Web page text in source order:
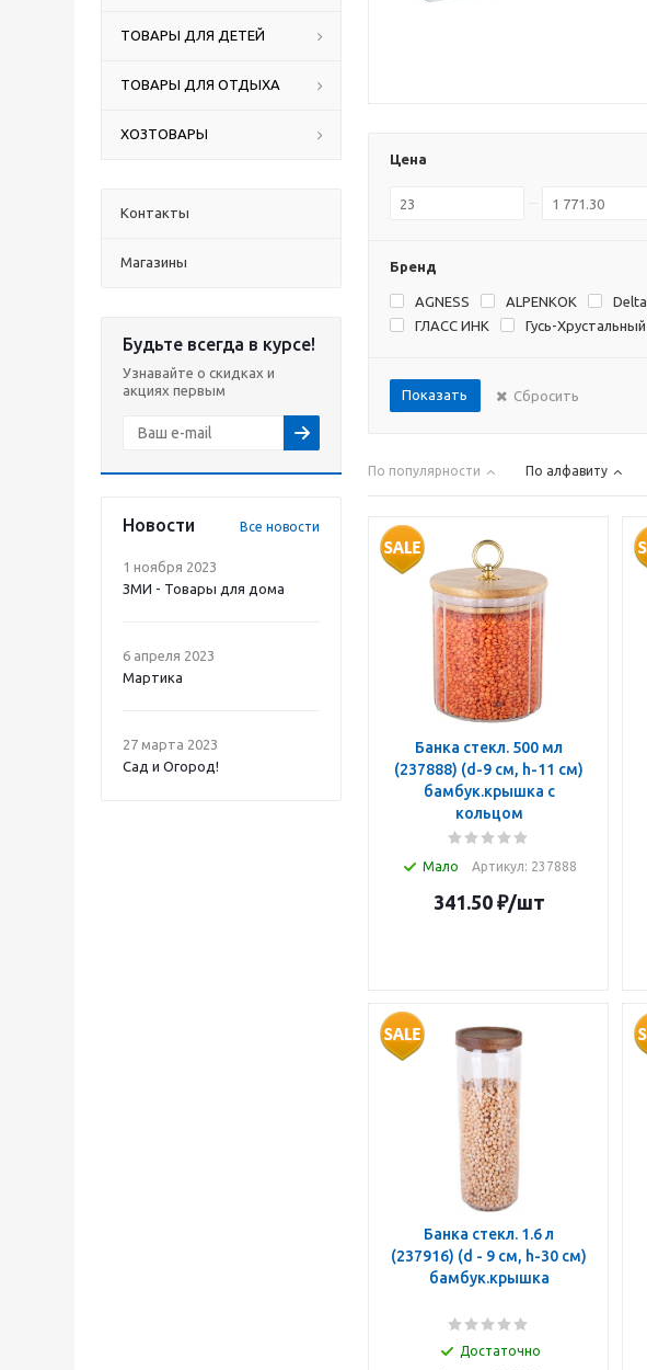
ТОВАРЫ ДЛЯ ДЕТЕЙ
ТОВАРЫ ДЛЯ ОТДЫХА
ХОЗТОВАРЫ
Контакты
Магазины
Будьте всегда в курсе!
Узнавайте о скидках и
акциях первым
Новости Все новости
1 ноября 2023
ЗМИ - Товары для дома
6 апреля 2023
Мартика
27 марта 2023
Сад и Огород!
Цена
Бренд
AGNESS ALPENKOK Delta
ГЛАСС ИНК
Гусь-Хрустальный
Показать Сбросить
По популярности По алфавиту
Банка стекл. 500 мл
(237888) (d-9 см, h-11 см)
бамбук.крышка с
кольцом
Мало Артикул: 237888
341.50₽/шт
Банка стекл. 1.6 л
(237916) (d - 9 см, h-30 см)
бамбук.крышка
Достаточно